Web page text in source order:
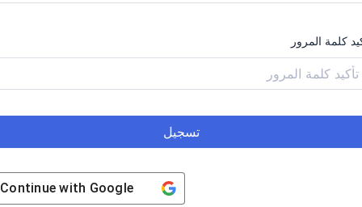
كلمة المرور
تسجيل
Continue with Google